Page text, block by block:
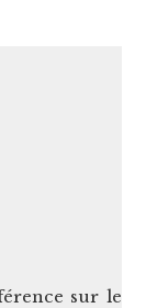
sur le